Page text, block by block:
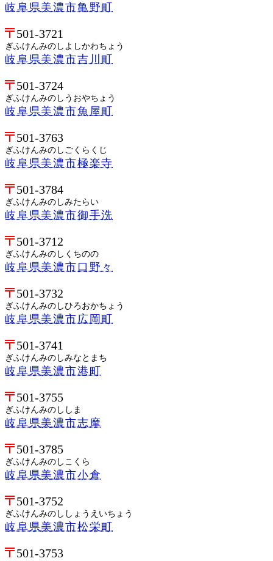
岐阜県美濃市亀野町
501-3721
ぎふけんみのしよしかわちょう
岐阜県美濃市吉川町
501-3724
ぎふけんみのしうおやちょう
岐阜県美濃市魚屋町
501-3763
ぎふけんみのしごくらくじ
岐阜県美濃市極楽寺
501-3784
ぎふけんみのしみたらい
岐阜県美濃市御手洗
501-3712
ぎふけんみのしくちのの
岐阜県美濃市口野々
501-3732
ぎふけんみのしひろおかちょう
岐阜県美濃市広岡町
501-3741
ぎふけんみのしみなとまち
岐阜県美濃市港町
501-3755
ぎふけんみのししま
岐阜県美濃市志摩
501-3785
ぎふけんみのしこくら
岐阜県美濃市小倉
501-3752
ぎふけんみのししょうえいちょう
岐阜県美濃市松栄町
501-3753